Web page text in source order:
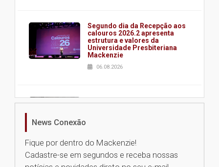
Segundo dia da Recepção aos
calouros 2026.2 apresenta
estrutura e valores da
Universidade Presbiteriana
Mackenzie
06.08.2026
Nova apresentação do Centro
Universidade Mackenzie
News Conexão
Fique por dentro do Mackenzie!
Cadastre-se em segundos e receba nossas